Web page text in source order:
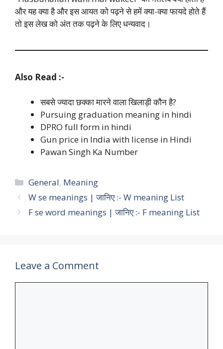
और यह क्या है और इस आयत को पढ़ने से हमें क्या-क्या फायदे होते हैं
तो इस लेख को अंत तक पढ़ने के लिए धन्यवाद।
Also Read :-
सबसे ज्यादा छक्का मारने वाला खिलाड़ी कौन है?
Pursuing graduation meaning in hindi
DPRO full form in hindi
Gun price in India with license in Hindi
Pawan Singh Ka Number
Categories
General, Meaning
W se meanings | जानिए :- W meaning List
F se word meanings | जानिए :- F meaning List
Leave a Comment